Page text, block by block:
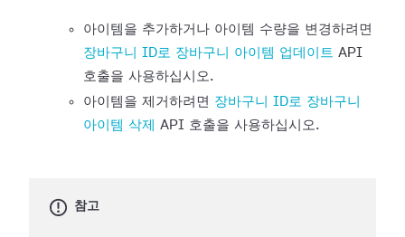
아이템을 추가하거나 아이템 수량을 변경하려면
장바구니 ID로 장바구니 아이템 업데이트 API
호출을 사용하십시오.
아이템을 제거하려면 장바구니 ID로 장바구니
아이템 삭제
API 호출을 사용하십시오.
참고